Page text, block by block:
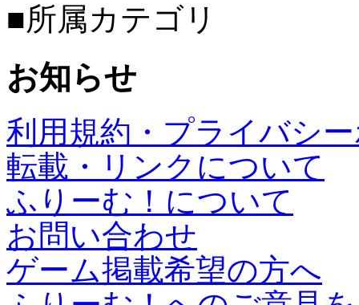
■所属カテゴリ
お知らせ
利用規約・プライバシ
転載・リンクについて
ふりーむ！について
お問い合わせ
ゲーム掲載希望の方へ